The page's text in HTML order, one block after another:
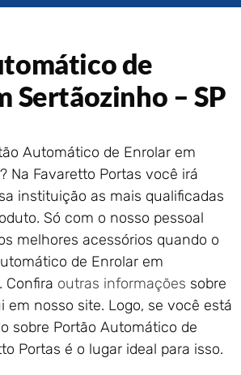
Portão de Garagem de
Enrolar em Queimados – RJ
Portão de Garagem de
Portão de Garagem de
Enrolar em Paraty – RJ
Portão de Garagem de
Enrolar em Nova Iguaçu – RJ
Portão de Garagem de
Enrolar em Nova Friburgo –
RJ
de
Sertãozinho – SP
Automático de Enrolar em
Na Favaretto Portas você irá
instituição as mais qualificadas
Só com o nosso pessoal
melhores acessórios quando o
de Enrolar em
Confira outras informações sobre
em nosso site. Logo, se você está
sobre Portão Automático de
Portas é o lugar ideal para isso.